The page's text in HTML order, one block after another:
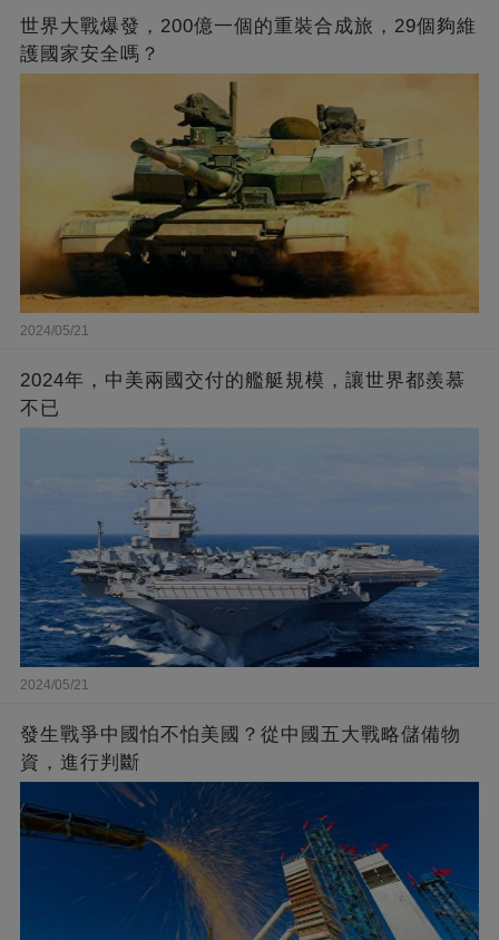
世界大戰爆發，200億一個的重裝合成旅，29個夠維
護國家安全嗎？
2024/05/21
2024年，中美兩國交付的艦艇規模，讓世界都羨慕
不已
2024/05/21
發生戰爭中國怕不怕美國？從中國五大戰略儲備物
資，進行判斷